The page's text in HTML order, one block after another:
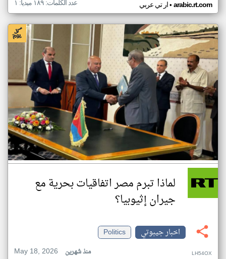
ار تي عربي• arabic.rt.com عدد الكلمات: ١٨٩ ميديا: ١
لماذا تبرم مصر اتفاقيات بحرية مع
جيران إثيوبيا؟
اخبار جيبوتي
Politics
May 18, 2026
منذ شهرين LH54OX